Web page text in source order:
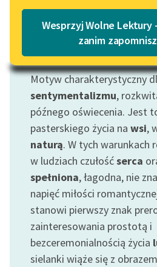
Lektury szkolne i klasyka
literatury do słuchania dla
uczennic i uczniów z
niepełnosprawnościami
E-kolekcja lektur
szkolnych i literatury do
słuchania dla uczennic i
uczniów z
niepełnosprawnościami
Feministyczne inspiracje.
Popularyzacja
skandynawskiej literatury
feministycznej
Ręce pełne poezji
Wesprzyj Wolne
zanim zapomnisz
Motyw: Sielanka
Motyw charakterystyczny
sentymentalizmu,
późnego oświecenia. Jest
pasterskiego życia na wsi,
naturą. W tych warunkach
w ludziach czułośćserca
spełniona, łagodna, nie
napięć miłości
stanowi pierwszy znak
zainteresowania prostotą i
bezceremonialnością życia
sielanki wiąże się z obrazem